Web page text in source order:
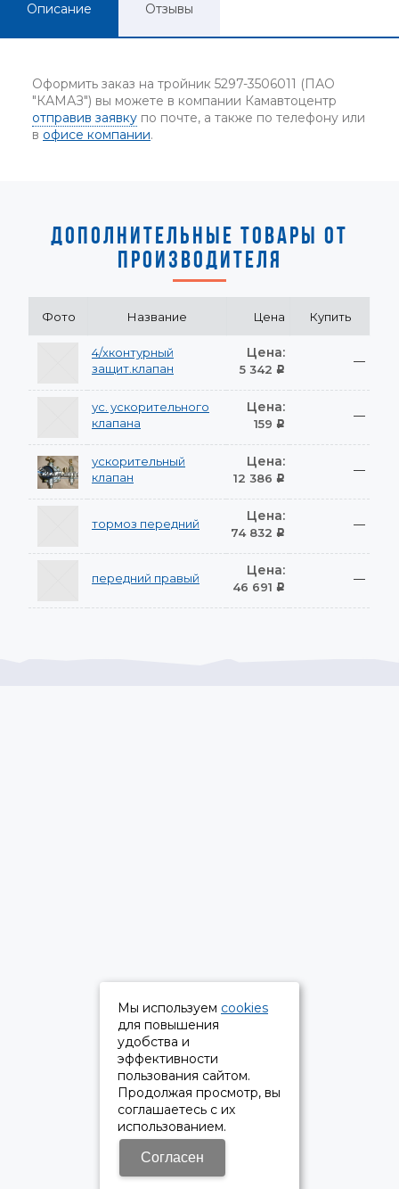
Описание Отзывы
Оформить заказ на тройник 5297-3506011 (ПАО
"КАМАЗ") вы можете в компании Камавтоцентр
отправив заявку по почте, а также по телефону или
в офисе компании.
ДОПОЛНИТЕЛЬНЫЕ ТОВАРЫ ОТ
ПРОИЗВОДИТЕЛЯ
Фото Название Цена Купить
4/хконтурный
защит.клапан
Цена:
5 342 Р
—
ус. ускорительного
клапана
Цена:
159 Р
—
ускорительный
клапан
Цена:
12 386 Р
—
тормоз передний Цена:
74 832 Р
—
передний правый Цена:
46 691 Р
—
Мы используем cookies
для повышения
удобства и
эффективности
пользования сайтом.
Продолжая просмотр, вы
соглашаетесь с их
использованием.
Согласен